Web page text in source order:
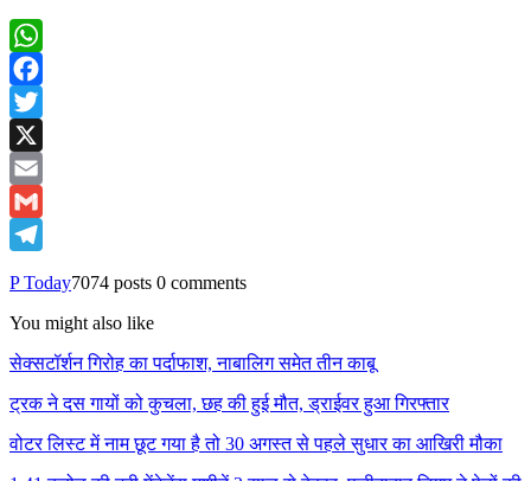
WhatsApp
Facebook
Twitter
X
Email
Gmail
P Today7074 posts 0 comments
You might also like
सेक्सटॉर्शन गिरोह का पर्दाफाश, नाबालिग समेत तीन काबू
ट्रक ने दस गायों को कुचला, छह की हुई मौत, ड्राईवर हुआ गिरफ्तार
वोटर लिस्ट में नाम छूट गया है तो 30 अगस्त से पहले सुधार का आखिरी मौका